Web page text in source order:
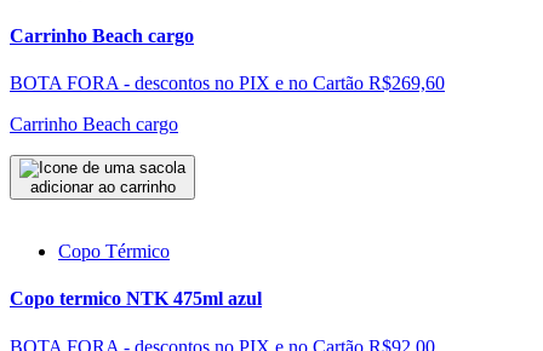
Carrinho Beach cargo
BOTA FORA - descontos no PIX e no Cartão R$269,60
Carrinho Beach cargo
adicionar ao carrinho
Copo Térmico
Copo termico NTK 475ml azul
BOTA FORA - descontos no PIX e no Cartão R$92,00